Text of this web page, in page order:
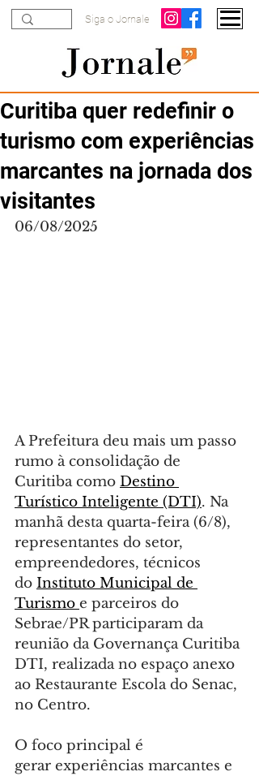
Siga o Jornale
Curitiba quer redefinir o
turismo com experiências
marcantes na jornada dos
visitantes
06/08/2025
A Prefeitura deu mais um passo
rumo à consolidação de
Curitiba como Destino
Turístico Inteligente (DTI). Na
manhã desta quarta-feira (6/8),
representantes do setor,
empreendedores, técnicos
do Instituto Municipal de
Turismo e parceiros do
Sebrae/PR participaram da
reunião da Governança Curitiba
DTI, realizada no espaço anexo
ao Restaurante Escola do Senac,
no Centro.
O foco principal é
gerar experiências marcantes e